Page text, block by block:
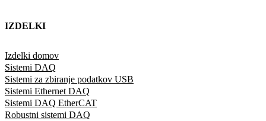
IZDELKI
Izdelki domov
Sistemi DAQ
Sistemi za zbiranje podatkov USB
Sistemi Ethernet DAQ
Sistemi DAQ EtherCAT
Robustni sistemi DAQ